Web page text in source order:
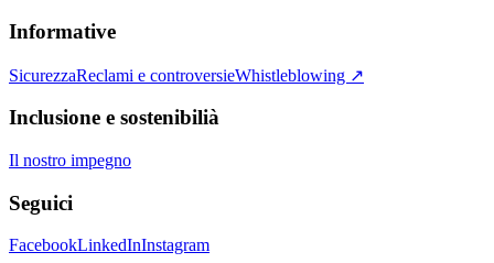
Informative
SicurezzaReclami e controversieWhistleblowing ↗
Inclusione e sostenibilià
Il nostro impegno
Seguici
FacebookLinkedInInstagram